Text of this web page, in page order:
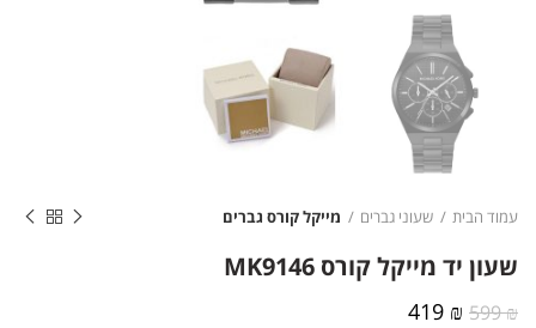
עמוד הבית שעוני גברים מייקל קורס גברים
שעון יד מייקל קורס MK9146
599₪
המחיר
419 ₪
המחיר